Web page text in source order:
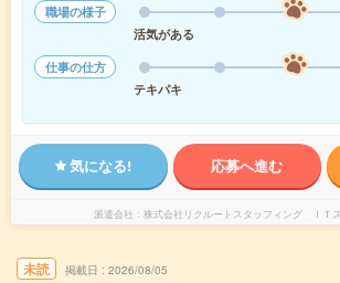
職場の様子
活気がある
仕事の仕方
テキパキ
気になる! 応募へ進む
派遣会社 株式会社リクルートスタッフィング ＩＴ
未読 掲載日 2026/08/05